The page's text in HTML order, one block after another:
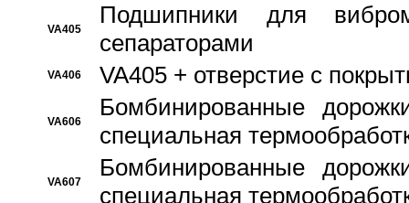
VA405
Подшипники для
сепараторами
VA406 VA405 + отверстие с
VA606
Бомбинированные
специальная
VA607
Бомбинированные
специальная